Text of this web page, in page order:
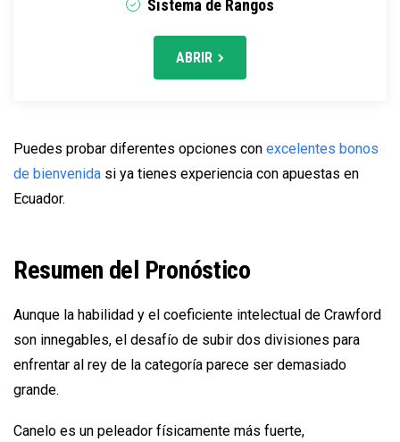
Sistema de Rangos
ABRIR
Puedes probar diferentes opciones con excelentes bonos
de bienvenida si ya tienes experiencia con apuestas en
Ecuador.
Resumen del Pronóstico
Aunque la habilidad y el coeficiente intelectual de Crawford
son innegables, el desafío de subir dos divisiones para
enfrentar al rey de la categoría parece ser demasiado
grande.
Canelo es un peleador físicamente más fuerte,